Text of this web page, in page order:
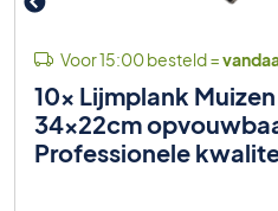
Voor 15:00 besteld =
10x Lijmplank
34x22cm
Professionele